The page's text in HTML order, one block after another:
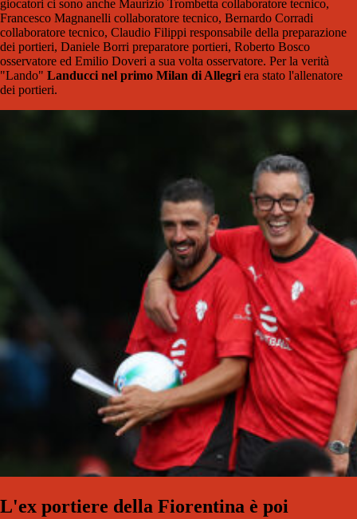
giocatori ci sono anche Maurizio Trombetta collaboratore tecnico,
Francesco Magnanelli collaboratore tecnico, Bernardo Corradi
collaboratore tecnico, Claudio Filippi responsabile della preparazione
dei portieri, Daniele Borri preparatore portieri, Roberto Bosco
osservatore ed Emilio Doveri a sua volta osservatore. Per la verità
"Lando" Landucci nel primo Milan di Allegriera stato l'allenatore
dei portieri.
L'ex portiere della Fiorentina è poi